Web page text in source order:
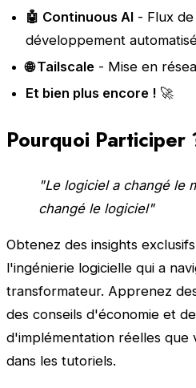
🤖 Continuous AI - Flux
développement
🌐 Tailscale - Mise en
Et bien plus encore ! 🚀
Pourquoi Participer
"Le logiciel a changé le
changé le logiciel"
Obtenez des insights
l'ingénierie logicielle qui a
transformateur. Apprenez
des conseils d'économie et
d'implémentation réelles que
dans les tutoriels.